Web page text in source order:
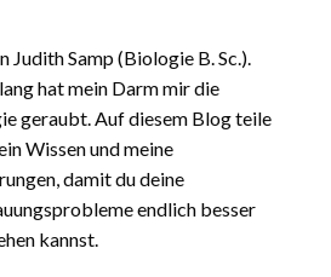
Judith Samp (Biologie B. Sc.).
hat mein Darm mir die
geraubt. Auf diesem Blog teile
Wissen und meine
damit du deine
endlich besser
kannst.